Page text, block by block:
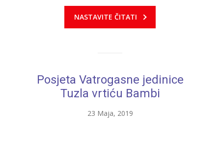
-- Edukacije za roditelje
-- Jelovnik za djecu
-- Obrasci i zahtjevi
NASTAVITE ČITATI
Posjeta Vatrogasne jedinice
Tuzla vrtiću Bambi
23 Maja, 2019